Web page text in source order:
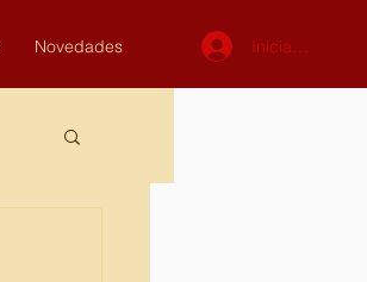
Novedades Iniciar sesión